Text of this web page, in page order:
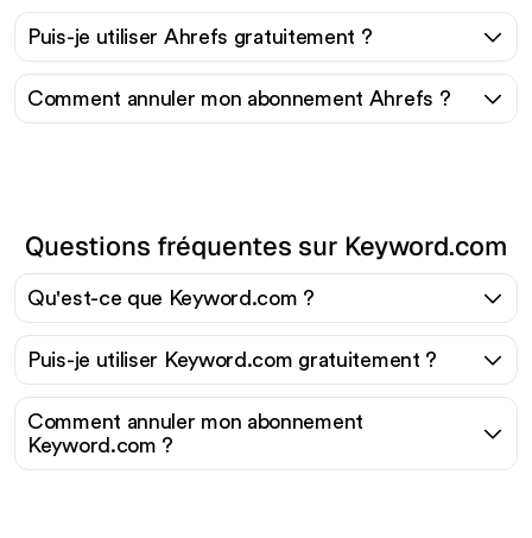
Puis-je utiliser Ahrefs gratuitement ?
Comment annuler mon abonnement Ahrefs ?
Questions fréquentes sur Keyword.com
Qu'est-ce que Keyword.com ?
Puis-je utiliser Keyword.com gratuitement ?
Comment annuler mon abonnement
Keyword.com ?